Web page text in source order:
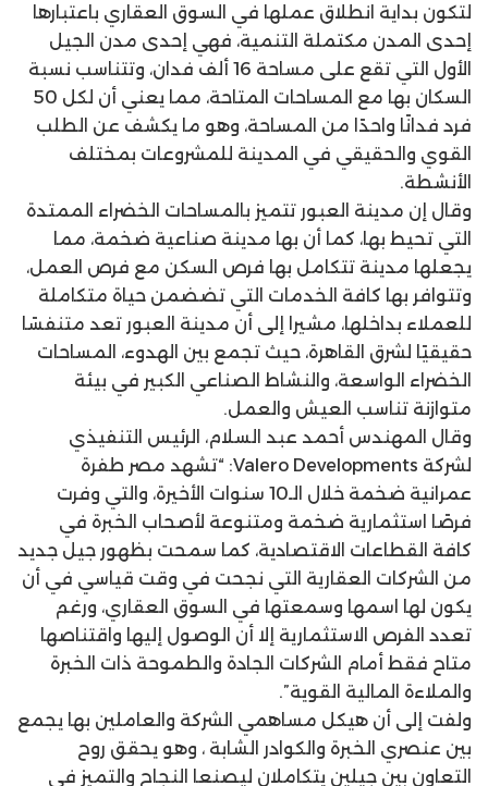
لتكون بداية انطلاق عملها في السوق العقاري باعتبارها
إحدى المدن مكتملة التنمية، فهي إحدى مدن الجيل
الأول التي تقع على مساحة 16 ألف فدان، وتتناسب نسبة
السكان بها مع المساحات المتاحة، مما يعني أن لكل 50
فرد فدانًا واحدًا من المساحة، وهو ما يكشف عن الطلب
القوي والحقيقي في المدينة للمشروعات بمختلف
الأنشطة.
وقال إن مدينة العبور تتميز بالمساحات الخضراء الممتدة
التي تحيط بها، كما أن بها مدينة صناعية ضخمة، مما
يجعلها مدينة تتكامل بها فرص السكن مع فرص العمل،
وتتوافر بها كافة الخدمات التي تضضمن حياة متكاملة
للعملاء بداخلها، مشيرا إلى أن مدينة العبور تعد متنفسًا
حقيقيًا لشرق القاهرة، حيث تجمع بين الهدوء، المساحات
الخضراء الواسعة، والنشاط الصناعي الكبير في بيئة
متوازنة تناسب العيش والعمل.
وقال المهندس أحمد عبد السلام، الرئيس التنفيذي
لشركة Valero Developments: “تشهد مصر طفرة
عمرانية ضخمة خلال الـ10 سنوات الأخيرة، والتي وفرت
فرصًا استثمارية ضخمة ومتنوعة لأصحاب الخبرة في
كافة القطاعات الاقتصادية، كما سمحت بظهور جيل جديد
من الشركات العقارية التي نجحت في وقت قياسي في أن
يكون لها اسمها وسمعتها في السوق العقاري، ورغم
تعدد الفرص الاستثمارية إلا أن الوصول إليها واقتناصها
متاح فقط أمام الشركات الجادة والطموحة ذات الخبرة
والملاءة المالية القوية”.
ولفت إلى أن هيكل مساهمي الشركة والعاملين بها يجمع
بين عنصري الخبرة والكوادر الشابة ، وهو يحقق روح
التعاون بين جيلين يتكاملان ليصنعا النجاح والتميز في